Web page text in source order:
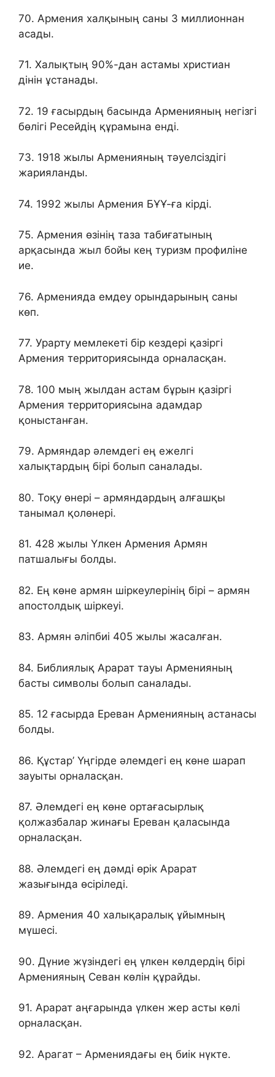
70. Армения халқының саны 3 миллионнан
асады.
71. Халықтың 90%-дан астамы христиан
дінін ұстанады.
72. 19 ғасырдың басында Арменияның негізгі
бөлігі Ресейдің құрамына енді.
73. 1918 жылы Арменияның тәуелсіздігі
жарияланды.
74. 1992 жылы Армения БҰҰ-ға кірді.
75. Армения өзінің таза табиғатының
арқасында жыл бойы кең туризм профиліне
ие.
76. Арменияда емдеу орындарының саны
көп.
77. Урарту мемлекеті бір кездері қазіргі
Армения территориясында орналасқан.
78. 100 мың жылдан астам бұрын қазіргі
Армения территориясына адамдар
қоныстанған.
79. Армяндар әлемдегі ең ежелгі
халықтардың бірі болып саналады.
80. Тоқу өнері – армяндардың алғашқы
танымал қолөнері.
81. 428 жылы Үлкен Армения Армян
патшалығы болды.
82. Ең көне армян шіркеулерінің бірі – армян
апостолдық шіркеуі.
83. Армян әліпбиі 405 жылы жасалған.
84. Библиялық Арарат тауы Арменияның
басты символы болып саналады.
85. 12 ғасырда Ереван Арменияның астанасы
болды.
86. Құстар’ Үңгірде әлемдегі ең көне шарап
зауыты орналасқан.
87. Әлемдегі ең көне ортағасырлық
қолжазбалар жинағы Ереван қаласында
орналасқан.
88. Әлемдегі ең дәмді өрік Арарат
жазығында өсіріледі.
89. Армения 40 халықаралық ұйымның
мүшесі.
90. Дүние жүзіндегі ең үлкен көлдердің бірі
Арменияның Севан көлін құрайды.
91. Арарат аңғарында үлкен жер асты көлі
орналасқан.
92. Арагат – Армениядағы ең биік нүкте.